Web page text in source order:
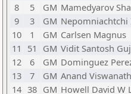
8
5 GM Mamedyarov
9
3 GM Nepomniachtchi
10
1 GM Carlsen Magnus
11
51 GM Vidit Santosh
12
6 GM Dominguez
13
7 GM Anand
14 38 GM Howell David W